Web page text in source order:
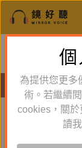
鏡
體驗
有聲書
溝通說話
個
為提供您更多
術。若繼續
cookies，關於
讀